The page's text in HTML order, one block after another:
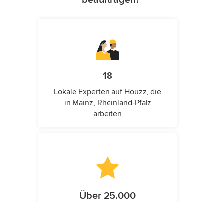
18
Lokale Experten auf Houzz, die
in Mainz, Rheinland-Pfalz
arbeiten
Über 25.000